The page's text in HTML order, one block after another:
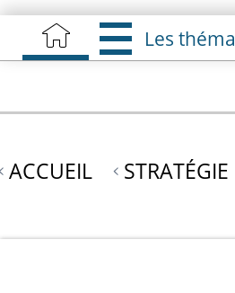
Les
ACCUEIL STRATÉGIE